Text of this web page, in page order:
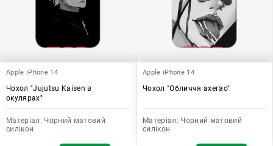
Apple iPhone 14
Чохол "Jujutsu Kaisen в
окулярах"
Матеріал: Чорний матовий
силікон
Apple iPhone 14
Чохол "Обличчя ахегао"
Матеріал: Чорний матовий
силікон